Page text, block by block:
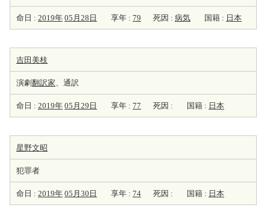
命日 : 2019年 05月28日 享年 : 79 死因 : 病気 国籍 : 日本
吉田美枝
演劇 翻訳家、通訳
命日 : 2019年 05月29日 享年 : 77 死因 : 国籍 : 日本
星野文昭
犯罪者
命日 : 2019年 05月30日 享年 : 74 死因 : 国籍 : 日本